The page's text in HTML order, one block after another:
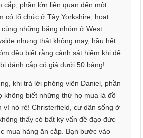
cắp, phần lớn liên quan đến một
có tổ chức ở Tây Yorkshire, hoạt
những băng nhóm ở West
nhưng thật không may, hầu hết
đều biết rằng cảnh sát hiếm khi để
đánh cắp có giá dưới 50 bảng!
khi trả lời phóng viên Daniel, phần
không biết những thứ họ mua là đồ
vì nó rẻ! Christerfield, cư dân sống ở
thấy có bất kỳ vấn đề đạo đức
mua hàng ăn cắp. Bạn bước vào